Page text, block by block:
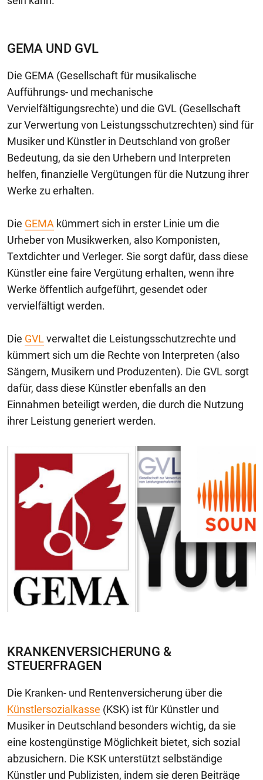
GEMA UND GVL
Die GEMA (Gesellschaft für musikalische
Aufführungs- und mechanische
Vervielfältigungsrechte) und die GVL (Gesellschaft
zur Verwertung von Leistungsschutzrechten) sind für
Musiker und Künstler in Deutschland von großer
Bedeutung, da sie den Urhebern und Interpreten
helfen, finanzielle Vergütungen für die Nutzung ihrer
Werke zu erhalten.
Die GEMA kümmert sich in erster Linie um die
Urheber von Musikwerken, also Komponisten,
Textdichter und Verleger. Sie sorgt dafür, dass diese
Künstler eine faire Vergütung erhalten, wenn ihre
Werke öffentlich aufgeführt, gesendet oder
vervielfältigt werden.
Die GVLverwaltet die Leistungsschutzrechte und
kümmert sich um die Rechte von Interpreten (also
Sängern, Musikern und Produzenten). Die GVL sorgt
dafür, dass diese Künstler ebenfalls an den
Einnahmen beteiligt werden, die durch die Nutzung
ihrer Leistung generiert werden.
KRANKENVERSICHERUNG &
STEUERFRAGEN
Die Kranken- und Rentenversicherung über die
Künstlersozialkasse (KSK) ist für Künstler und
Musiker in Deutschland besonders wichtig, da sie
eine kostengünstige Möglichkeit bietet, sich sozial
abzusichern. Die KSK unterstützt selbständige
Künstler und Publizisten, indem sie deren Beiträge